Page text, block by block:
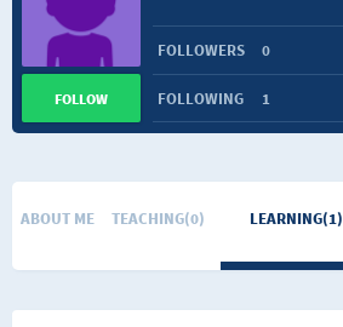
FOLLOWERS 0
FOLLOWING 1
FOLLOW
ABOUT ME TEACHING(0) LEARNING(1)